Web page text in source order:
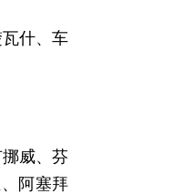
什、车
威、芬
阿塞拜